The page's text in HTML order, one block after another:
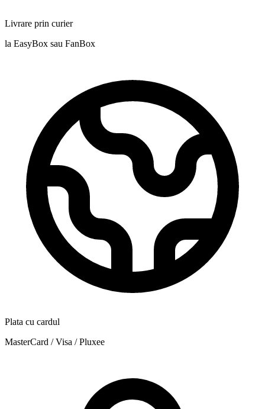
Livrare prin curier
la EasyBox sau FanBox
Plata cu cardul
MasterCard / Visa / Pluxee